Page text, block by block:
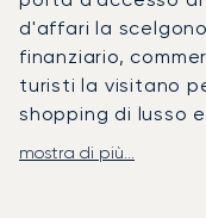
d'affari la
finanziario,
turisti la visitano
shopping di lusso
LunaJets
mostra di più...